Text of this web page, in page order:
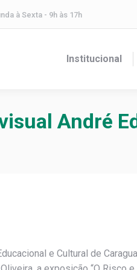
à Sexta - 9h às 17h
Institucional
André
e Cultural de